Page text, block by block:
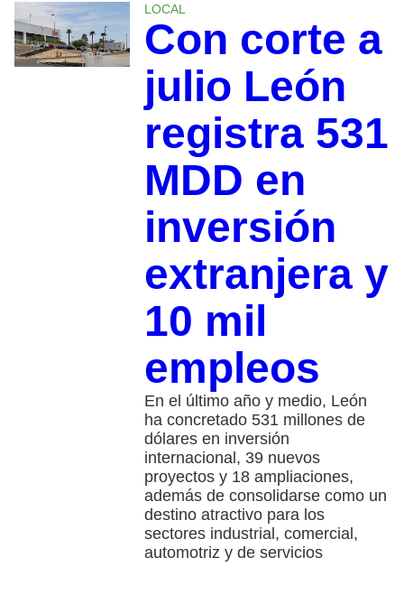
LOCAL
Con corte a
julio León
registra 531
MDD en
inversión
extranjera y
10 mil
empleos
En el último año y medio, León
ha concretado 531 millones de
dólares en inversión
internacional, 39 nuevos
proyectos y 18 ampliaciones,
además de consolidarse como un
destino atractivo para los
sectores industrial, comercial,
automotriz y de servicios